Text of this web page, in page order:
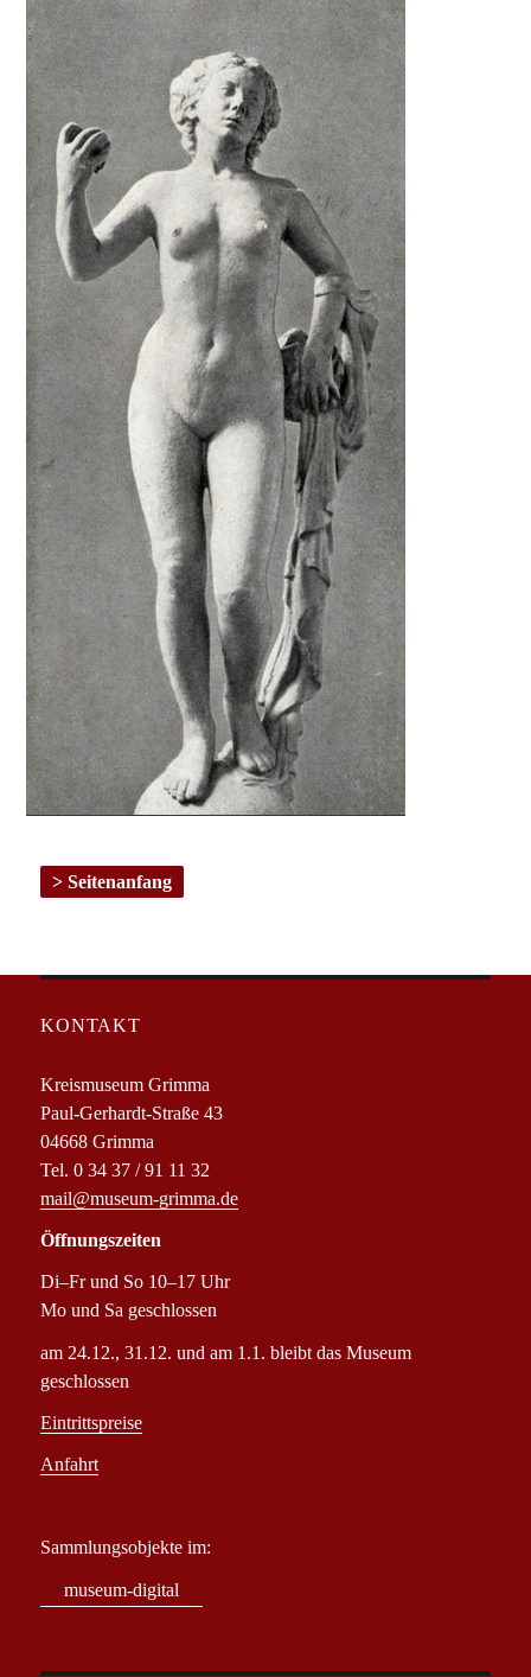
Seitenanfang
KONTAKT
Kreismuseum Grimma
Paul-Gerhardt-Straße 43
04668 Grimma
Tel. 0 34 37 / 91 11 32
mail@museum-grimma.de
Öffnungszeiten
Di–Fr und So 10–17 Uhr
Mo und Sa geschlossen
am 24.12., 31.12. und am 1.1. bleibt das Museum
geschlossen
Eintrittspreise
Anfahrt
Sammlungsobjekte im:
museum-digital